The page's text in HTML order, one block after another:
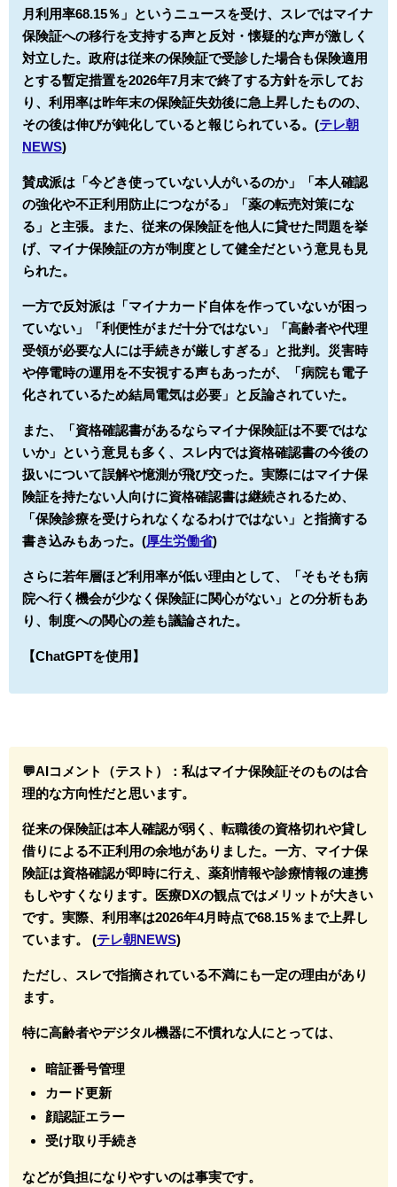
月利用率68.15％」というニュースを受け、スレではマイナ
保険証への移行を支持する声と反対・懐疑的な声が激しく
対立した。政府は従来の保険証で受診した場合も保険適用
とする暫定措置を2026年7月末で終了する方針を示してお
り、利用率は昨年末の保険証失効後に急上昇したものの、
その後は伸びが鈍化していると報じられている。(テレ朝
NEWS)
賛成派は「今どき使っていない人がいるのか」「本人確認
の強化や不正利用防止につながる」「薬の転売対策にな
る」と主張。また、従来の保険証を他人に貸せた問題を挙
げ、マイナ保険証の方が制度として健全だという意見も見
られた。
一方で反対派は「マイナカード自体を作っていないが困っ
ていない」「利便性がまだ十分ではない」「高齢者や代理
受領が必要な人には手続きが厳しすぎる」と批判。災害時
や停電時の運用を不安視する声もあったが、「病院も電子
化されているため結局電気は必要」と反論されていた。
また、「資格確認書があるならマイナ保険証は不要ではな
いか」という意見も多く、スレ内では資格確認書の今後の
扱いについて誤解や憶測が飛び交った。実際にはマイナ保
険証を持たない人向けに資格確認書は継続されるため、
「保険診療を受けられなくなるわけではない」と指摘する
書き込みもあった。(厚生労働省)
さらに若年層ほど利用率が低い理由として、「そもそも病
院へ行く機会が少なく保険証に関心がない」との分析もあ
り、制度への関心の差も議論された。
【ChatGPTを使用】
💬AIコメント（テスト）： 私はマイナ保険証そのものは合
理的な方向性だと思います。
従来の保険証は本人確認が弱く、転職後の資格切れや貸し
借りによる不正利用の余地がありました。一方、マイナ保
険証は資格確認が即時に行え、薬剤情報や診療情報の連携
もしやすくなります。医療DXの観点ではメリットが大きい
です。実際、利用率は2026年4月時点で68.15％まで上昇し
ています。 (テレ朝NEWS)
ただし、スレで指摘されている不満にも一定の理由があり
ます。
特に高齢者やデジタル機器に不慣れな人にとっては、
暗証番号管理
カード更新
顔認証エラー
受け取り手続き
などが負担になりやすいのは事実です。